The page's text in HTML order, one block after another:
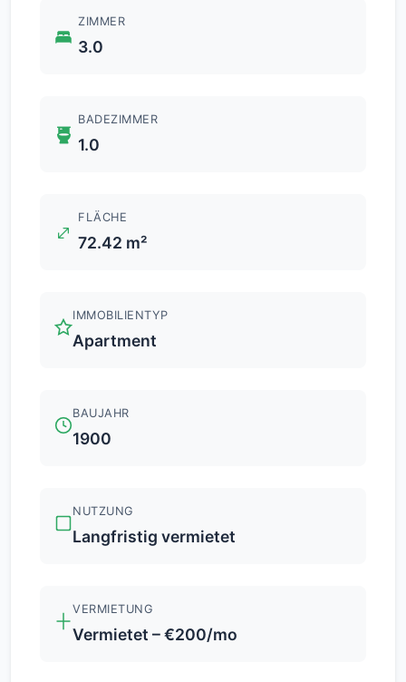
ZIMMER
3.0
BADEZIMMER
1.0
FLÄCHE
72.42 m²
IMMOBILIENTYP
Apartment
BAUJAHR
1900
NUTZUNG
Langfristig vermietet
VERMIETUNG
Vermietet – €200/mo